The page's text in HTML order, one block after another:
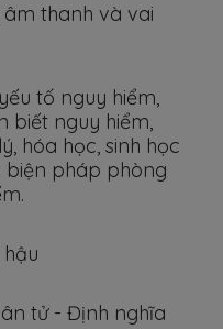
thanh và vai
tố nguy hiểm,
biết nguy hiểm,
hóa học, sinh học
pháp phòng
tử - Định nghĩa